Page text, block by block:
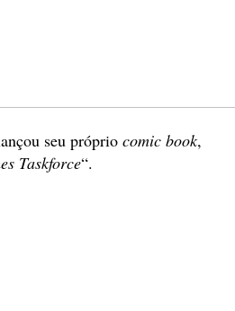
seu próprio comic book,
Taskforce“.